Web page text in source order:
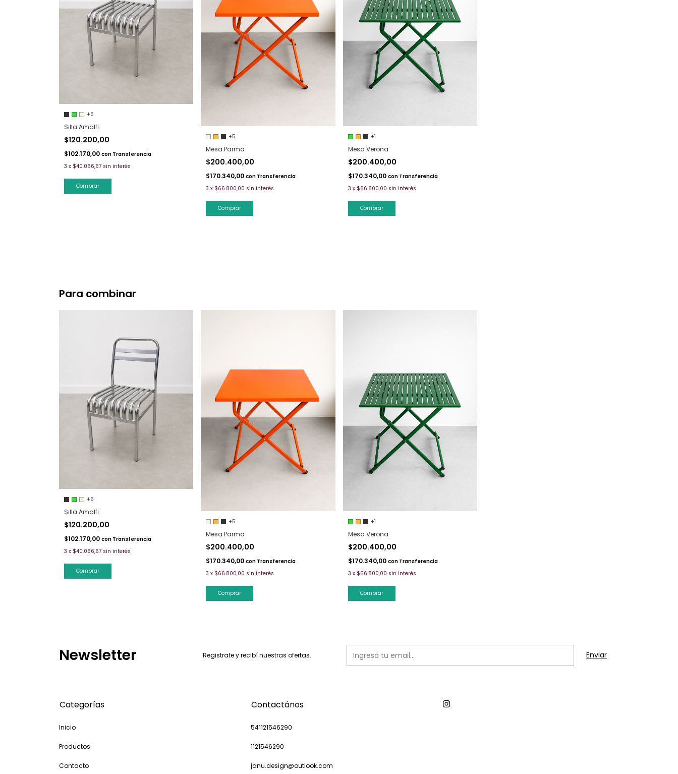
+5
Silla Amalfi
$120.200,00
$102.170,00 con Transferencia
3 x $40.066,67 sin interés
Comprar
+5
Mesa Parma
$200.400,00
$170.340,00con Transferencia
3 x $66.800,00 sin interés
Comprar
+1
Mesa Verona
$200.400,00
$170.340,00 con Transferencia
3 x $66.800,00 sin interés
Comprar
Para combinar
+5
Silla Amalfi
$120.200,00
$102.170,00 con Transferencia
3 x $40.066,67 sin interés
Comprar
+5
Mesa Parma
$200.400,00
$170.340,00con Transferencia
3 x $66.800,00 sin interés
Comprar
+1
Mesa Verona
$200.400,00
$170.340,00 con Transferencia
3 x $66.800,00 sin interés
Comprar
Newsletter Registrate y recibí nuestras ofertas.
Categorías
Inicio
Productos
Contacto
Contactános
541121546290
1121546290
janu.design@outlook.com